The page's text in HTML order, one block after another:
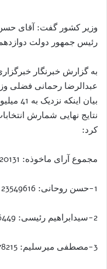
رئیس جمهور دولت
به گزارش خبرنگار
عبدالرضا رحمانی فضلی
بیان
نتایج نهایی شمارش
کرد:
مجموع آرای ماخوذه: 41220131
1-حسن روحانی: 23549616 (57 درصد از کل آرای ماخوذه)
2-سیدابراهیم رئیسی: 15786449 (38.5 درصد از کل آرای ماخوذه)
3-مصطفی میرسلیم: 478215